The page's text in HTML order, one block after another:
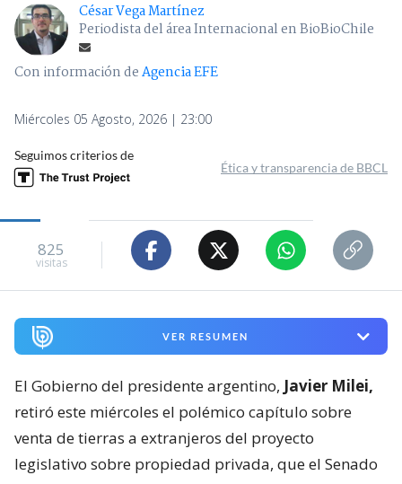
César Vega Martínez
Periodista del área Internacional en BioBioChile
Con información deAgencia EFE
Miércoles 05 Agosto, 2026 | 23:00
Seguimos criterios de
Ética y transparencia de BBCL
825
visitas
VER RESUMEN
El Gobierno del presidente argentino, Javier Milei,
retiró este miércoles el polémico capítulo sobre
venta de tierras a extranjeros del proyecto
legislativo sobre propiedad privada, que el Senado